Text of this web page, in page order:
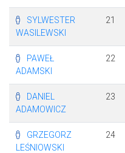
SYLWESTER
WASILEWSKI
21
PAWEŁ
ADAMSKI
22
DANIEL
ADAMOWICZ
23
GRZEGORZ
LEŚNIOWSKI
24